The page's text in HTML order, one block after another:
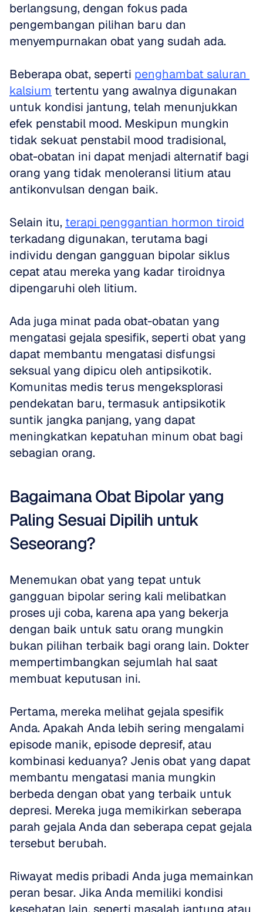
berlangsung, dengan fokus pada
pengembangan pilihan baru dan
menyempurnakan obat yang sudah ada.
Beberapa obat, seperti penghambat saluran
kalsium tertentu yang awalnya digunakan
untuk kondisi jantung, telah menunjukkan
efek penstabil mood. Meskipun mungkin
tidak sekuat penstabil mood tradisional,
obat-obatan ini dapat menjadi alternatif bagi
orang yang tidak menoleransi litium atau
antikonvulsan dengan baik.
Selain itu, terapi penggantian hormon tiroid
terkadang digunakan, terutama bagi
individu dengan gangguan bipolar siklus
cepat atau mereka yang kadar tiroidnya
dipengaruhi oleh litium.
Ada juga minat pada obat-obatan yang
mengatasi gejala spesifik, seperti obat yang
dapat membantu mengatasi disfungsi
seksual yang dipicu oleh antipsikotik.
Komunitas medis terus mengeksplorasi
pendekatan baru, termasuk antipsikotik
suntik jangka panjang, yang dapat
meningkatkan kepatuhan minum obat bagi
sebagian orang.
Bagaimana Obat Bipolar yang
Paling Sesuai Dipilih untuk
Seseorang?
Menemukan obat yang tepat untuk
gangguan bipolar sering kali melibatkan
proses uji coba, karena apa yang bekerja
dengan baik untuk satu orang mungkin
bukan pilihan terbaik bagi orang lain. Dokter
mempertimbangkan sejumlah hal saat
membuat keputusan ini.
Pertama, mereka melihat gejala spesifik
Anda. Apakah Anda lebih sering mengalami
episode manik, episode depresif, atau
kombinasi keduanya? Jenis obat yang dapat
membantu mengatasi mania mungkin
berbeda dengan obat yang terbaik untuk
depresi. Mereka juga memikirkan seberapa
parah gejala Anda dan seberapa cepat gejala
tersebut berubah.
Riwayat medis pribadi Anda juga memainkan
peran besar. Jika Anda memiliki kondisi